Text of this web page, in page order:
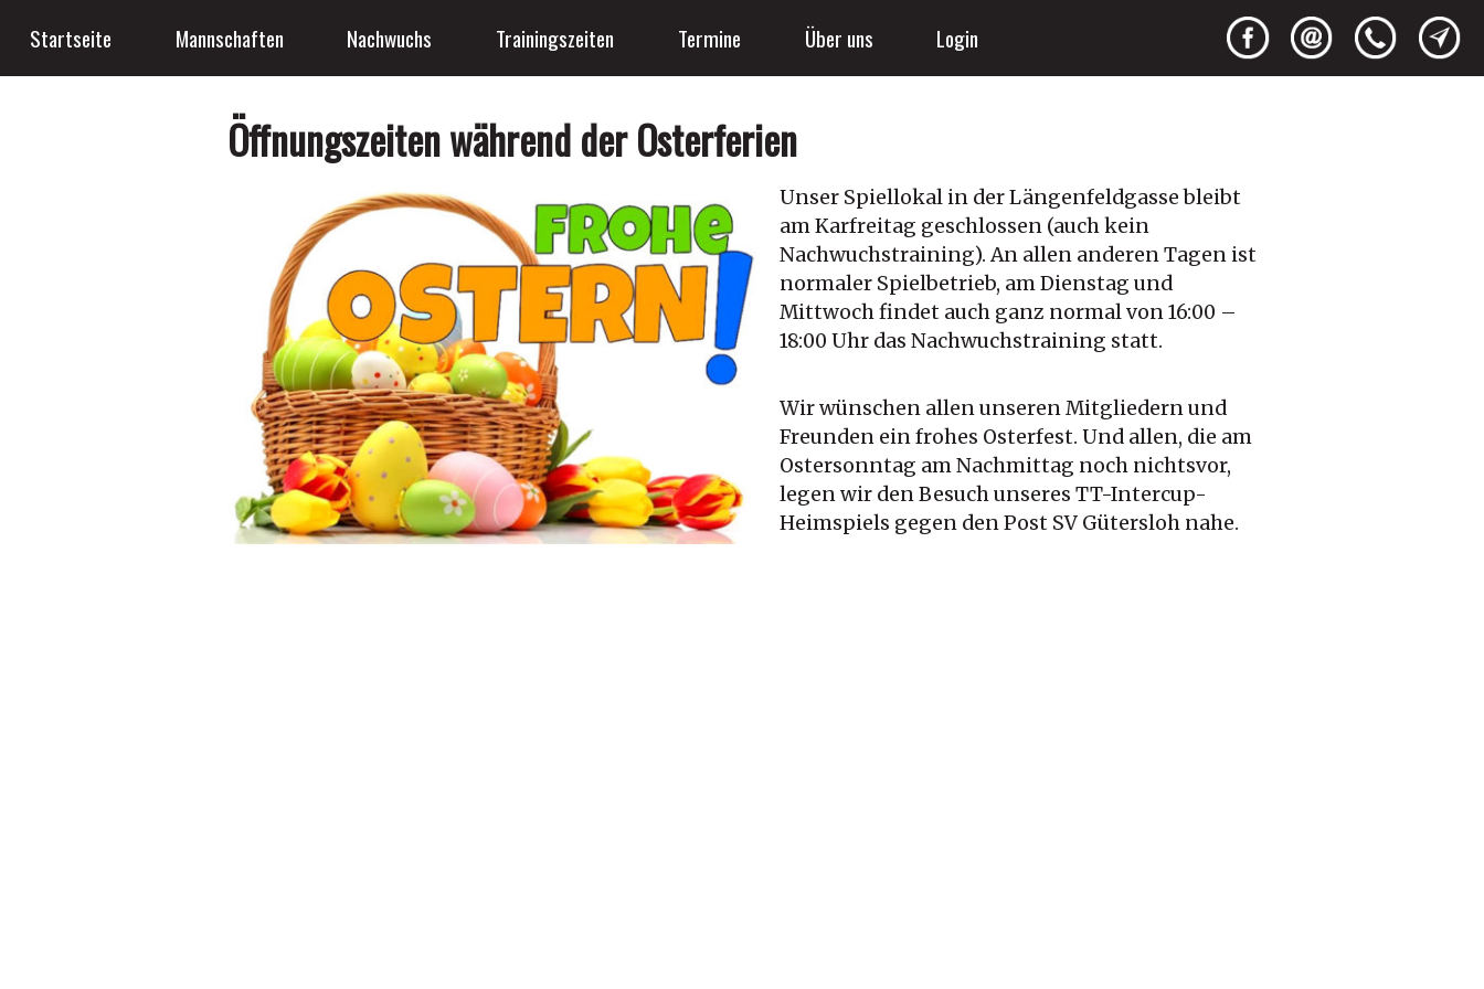
Startseite Mannschaften Nachwuchs Trainingszeiten Termine Über uns Login
Öffnungszeiten während der Osterferien
Unser Spiellokal in der Längenfeldgasse bleibt
am Karfreitag geschlossen (auch kein
Nachwuchstraining). An allen anderen Tagen ist
normaler Spielbetrieb, am Dienstag und
Mittwoch findet auch ganz normal von 16:00 –
18:00 Uhr das Nachwuchstraining statt.
Wir wünschen allen unseren Mitgliedern und
Freunden ein frohes Osterfest. Und allen, die am
Ostersonntag am Nachmittag noch nichtsvor,
legen wir den Besuch unseres TT-Intercup-
Heimspiels gegen den Post SV Gütersloh nahe.